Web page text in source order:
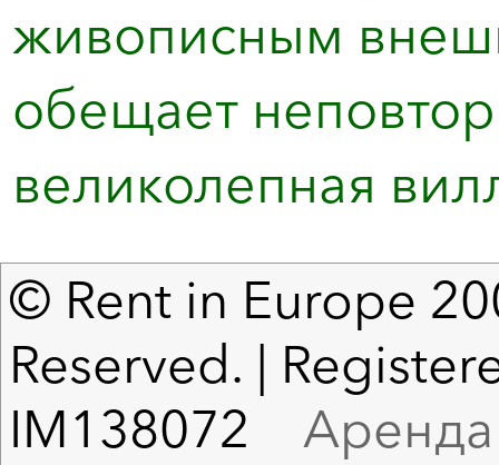
живописным
обещает
великолепная
© Rent in Europe
Reserved. |
IM138072 Аренда